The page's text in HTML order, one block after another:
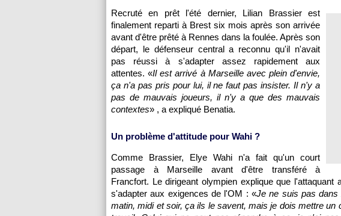
Recruté en prêt l'été dernier, Lilian Brassier est
finalement reparti à Brest six mois après son arrivée
avant d'être prêté à Rennes dans la foulée. Après son
départ, le défenseur central a reconnu qu'il n'avait
pas réussi à s'adapter assez rapidement aux
attentes. «Il est arrivé à Marseille avec plein d'envie,
ça n'a pas pris pour lui, il ne faut pas insister. Il n'y a
pas de mauvais joueurs, il n'y a que des mauvais
contextes» , a expliqué Benatia.
Un problème d'attitude pour Wahi ?
Comme Brassier, Elye Wahi n'a fait qu'un court
passage à Marseille avant d'être transféré à
Francfort. Le dirigeant olympien explique que l'attaquant
s'adapter aux exigences de l'OM : «Je ne suis pas dans
matin, midi et soir, ça ils le savent, mais je dois mettre un